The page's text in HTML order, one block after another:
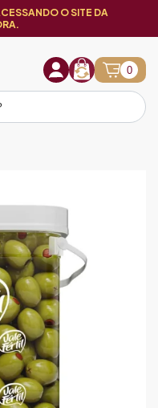
O SITE DA
0